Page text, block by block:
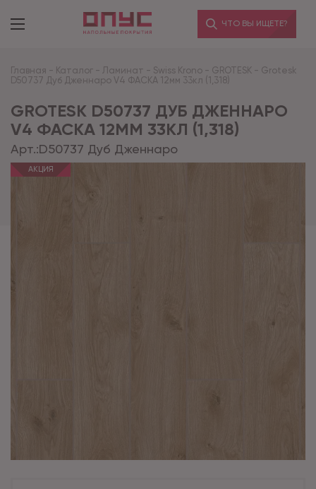
ЧТО ВЫ ИЩЕТЕ?
Главная - Каталог - Ламинат - Swiss Krono - GROTESK - Grotesk
D50737 Дуб Дженнаро V4 ФАСКА 12мм 33кл (1,318)
GROTESK D50737 ДУБ ДЖЕННАРО
V4 ФАСКА 12ММ 33КЛ (1,318)
Арт.:D50737 Дуб Дженнаро
АКЦИЯ